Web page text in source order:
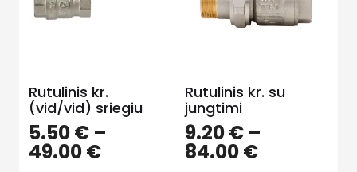
Rutulinis kr.
(vid/vid) sriegiu
5.50€ –
49.00€Price
Rutulinis kr. su
jungtimi
9.20€ –
84.00€Price